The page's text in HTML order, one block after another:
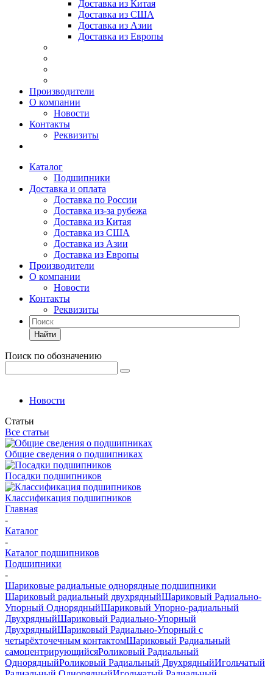
Доставка из Китая
Доставка из США
Доставка из Азии
Доставка из Европы
Производители
О компании
Новости
Контакты
Реквизиты
Каталог
Подшипники
Доставка и оплата
Доставка по России
Доставка из-за рубежа
Доставка из Китая
Доставка из США
Доставка из Азии
Доставка из Европы
Производители
О компании
Новости
Контакты
Реквизиты
Найти
Поиск по обозначению
Новости
Статьи
Все статьи
Общие сведения о подшипниках
Посадки подшипников
Классификация подшипников
Главная
-
Каталог
-
Каталог подшипников
Подшипники
-
Шариковые радиальные однорядные подшипники
Шариковый радиальный двухрядныйШариковый Радиально-
Упорный ОднорядныйШариковый Упорно-радиальный
ДвухрядныйШариковый Радиально-Упорный
ДвухрядныйШариковый Радиально-Упорный с
четырёхточечным контактомШариковый Радиальный
самоцентрирующийсяРоликовый Радиальный
ОднорядныйРоликовый Радиальный ДвухрядныйИгольчатый